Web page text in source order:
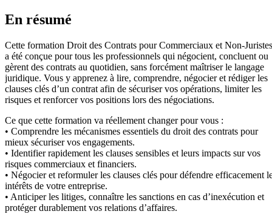
En résumé
Cette formation Droit des Contrats pour Commerciaux et Non-Juristes
a été conçue pour tous les professionnels qui négocient, concluent ou
gèrent des contrats au quotidien, sans forcément maîtriser le langage
juridique. Vous y apprenez à lire, comprendre, négocier et rédiger les
clauses clés d’un contrat afin de sécuriser vos opérations, limiter les
risques et renforcer vos positions lors des négociations.
Ce que cette formation va réellement changer pour vous :
• Comprendre les mécanismes essentiels du droit des contrats pour
mieux sécuriser vos engagements.
• Identifier rapidement les clauses sensibles et leurs impacts sur vos
risques commerciaux et financiers.
• Négocier et reformuler les clauses clés pour défendre efficacement
intérêts de votre entreprise.
• Anticiper les litiges, connaître les sanctions en cas d’inexécution et
protéger durablement vos relations d’affaires.